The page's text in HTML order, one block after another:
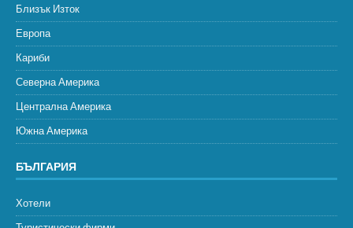
Близък Изток
Европа
Кариби
Северна Америка
Централна Америка
Южна Америка
БЪЛГАРИЯ
Хотели